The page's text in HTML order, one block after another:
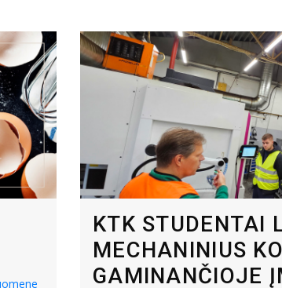
KTK STUDENTAI
MECHANINIUS
GAMINANČIOJE